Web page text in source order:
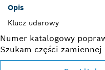
Opis
Klucz udarowy
Numer katalogowy
Szukam części